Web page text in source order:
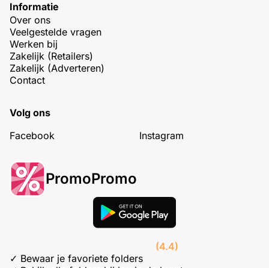
Informatie
Over ons
Veelgestelde vragen
Werken bij
Zakelijk (Retailers)
Zakelijk (Adverteren)
Contact
Volg ons
Facebook
Instagram
PromoPromo
(4.4)
✓ Bewaar je favoriete folders